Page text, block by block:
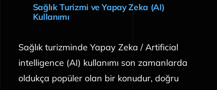
Sağlık Turizmi ve Yapay Zeka (AI)
Kullanımı
Sağlık turizminde Yapay Zeka / Artificial
intelligence (AI) kullanımı son zamanlarda
oldukça popüler olan bir konudur, doğru